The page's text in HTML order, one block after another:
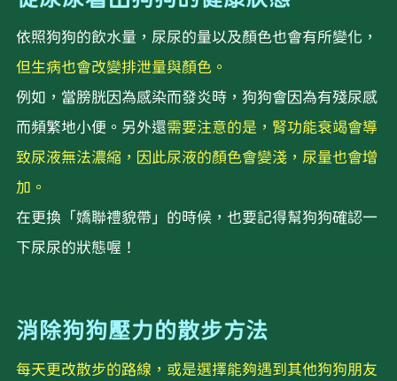
依照狗狗的飲水量，尿尿的量以及顏色也會有所變化，
但生病也會改變排泄量與顏色。
例如，當膀胱因為感染而發炎時，狗狗會因為有殘尿感
而頻繁地小便。另外還需要注意的是，腎功能衰竭會導
致尿液無法濃縮，因此尿液的顏色會變淺，尿量也會增
加。
在更換「嬌聯禮貌帶」的時候，也要記得幫狗狗確認一
下尿尿的狀態喔！
消除狗狗壓力的散步方法
每天更改散步的路線，或是選擇能夠遇到其他狗狗朋友